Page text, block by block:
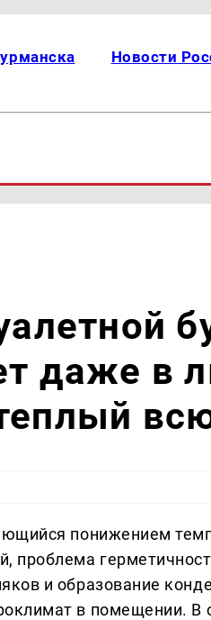
Новости
даже в
понижением
проблема
и образование
в помещении. В